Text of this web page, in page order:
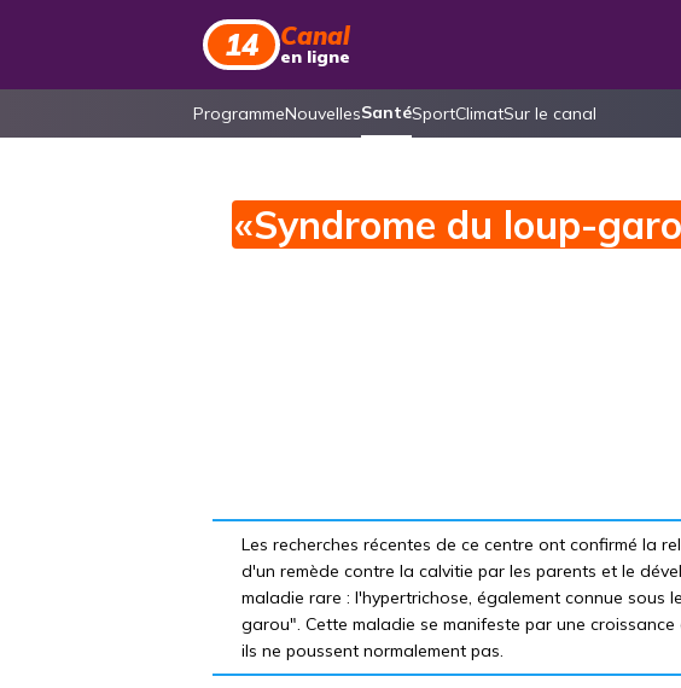
14 Canal
en ligne
ProgrammeNouvellesSantéSportClimatSur le canal
«Syndrome du loup-
Les recherches récentes de ce centre ont confirmé la
d'un remède contre la calvitie par les parents et le
maladie rare : l'hypertrichose, également connue sous
garou". Cette maladie se manifeste par une
ils ne poussent normalement pas.